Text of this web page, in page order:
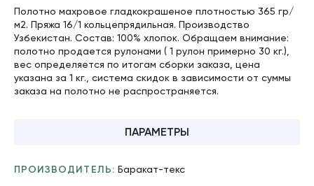
Полотно махровое гладкокрашеное плотностью 365 гр/
м2. Пряжа 16/1 кольцепрядильная. Производство
Узбекистан. Состав: 100% хлопок. Обращаем внимание:
полотно продается рулонами ( 1 рулон примерно 30 кг.),
вес определяется по итогам сборки заказа, цена
указана за 1 кг., система скидок в зависимости от суммы
заказа на полотно не распространяется.
ПАРАМЕТРЫ
ПРОИЗВОДИТЕЛЬ: Баракат-текс